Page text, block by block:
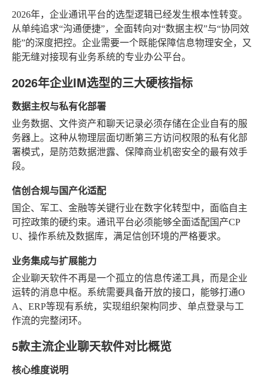
2026年，企业通讯平台的选型逻辑已经发生根本性转变。
从单纯追求“沟通便捷”，全面转向对“数据主权”与“协同效
能”的深度把控。企业需要一个既能保障信息物理安全，又
能无缝对接现有业务系统的专业办公平台。
2026年企业IM选型的三大硬核指标
数据主权与私有化部署
业务数据、文件资产和聊天记录必须存储在企业自有的服
务器上。这种从物理层面切断第三方访问权限的私有化部
署模式，是防范数据泄露、保障商业机密安全的最有效手
段。
信创合规与国产化适配
国企、军工、金融等关键行业在数字化转型中，面临自主
可控政策的硬约束。通讯平台必须能够全面适配国产CP
U、操作系统及数据库，满足信创环境的严格要求。
业务集成与扩展能力
企业聊天软件不再是一个孤立的信息传递工具，而是企业
运转的消息中枢。系统需要具备开放的接口，能够打通O
A、ERP等现有系统，实现组织架构同步、单点登录与工
作流的完整闭环。
5款主流企业聊天软件对比概览
核心维度说明